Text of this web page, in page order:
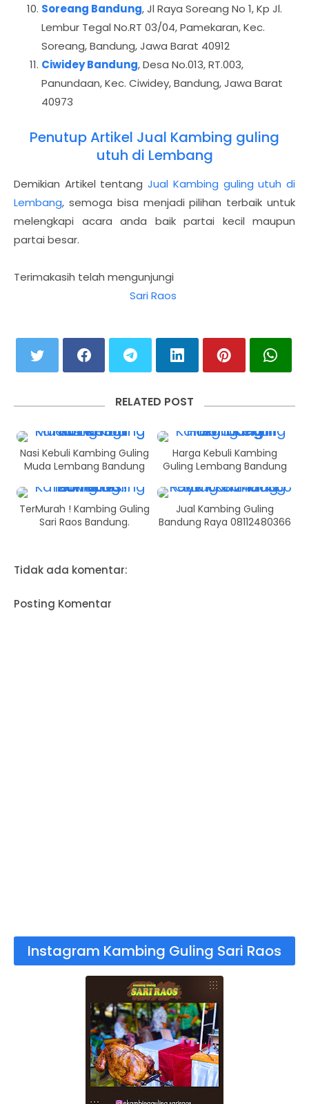
Soreang Bandung, Jl Raya Soreang No 1, Kp Jl.
Lembur Tegal No.RT 03/04, Pamekaran, Kec.
Soreang, Bandung, Jawa Barat 40912
Ciwidey Bandung, Desa No.013, RT.003,
Panundaan, Kec. Ciwidey, Bandung, Jawa Barat
40973
Penutup Artikel Jual Kambing guling
utuh di Lembang
Demikian Artikel tentangJual Kambing guling utuh di
Lembang, semoga bisa menjadi pilihan terbaik untuk
melengkapi acara anda baik partai kecil maupun
partai besar.
Terimakasih telah mengunjungi
Sari Raos
RELATED POST
Nasi Kebuli Kambing Guling
Muda Lembang Bandung
Harga Kebuli Kambing
Guling Lembang Bandung
TerMurah ! Kambing Guling
Sari Raos Bandung.
Jual Kambing Guling
Bandung Raya 08112480366
Tidak ada komentar:
Posting Komentar
Instagram Kambing Guling Sari Raos